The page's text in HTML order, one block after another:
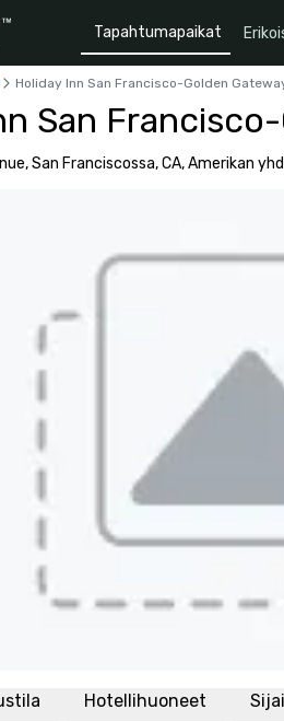
Tapahtumapaikat
Holiday Inn San Francisco-Golden
San
San Franciscossa, CA, Amerikan
Hotellihuoneet